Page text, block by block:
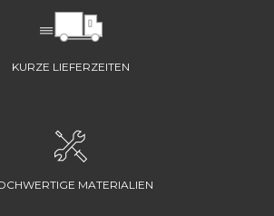
KURZE LIEFERZEITEN
MATERIALIEN